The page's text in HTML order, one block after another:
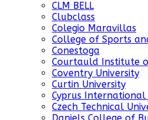
CLM BELL
Clubclass
Colegio Maravillas
College of Sports
Conestoga
Courtauld Institute
Coventry University
Curtin University
Cyprus International
Czech Technical